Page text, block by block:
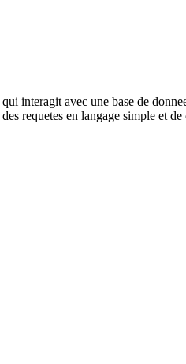
interagit avec une base de
requetes en langage simple et